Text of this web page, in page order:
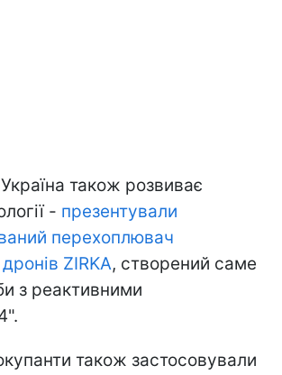
також розвиває
- презентували
перехоплювач
ZIRKA, створений саме
з реактивними
також застосовували